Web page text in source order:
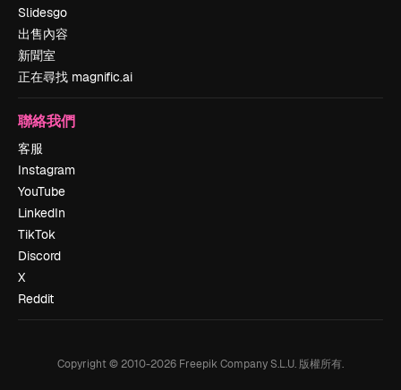
Slidesgo
出售內容
新聞室
正在尋找 magnific.ai
聯絡我們
客服
Instagram
YouTube
LinkedIn
TikTok
Discord
X
Reddit
Copyright © 2010-2026 Freepik Company S.L.U. 版權所有.